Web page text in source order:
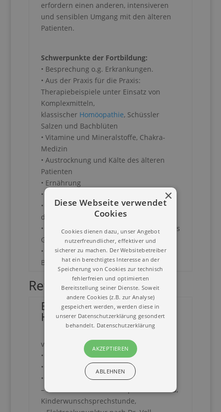
erfordern einen anderen, intensiveren
und sensiblen Umgang mit den älteren
Patienten.
Schwerpunkte der Fortbildung:
• Besprechung o.g. Erkrankungen.
• Aus der Praxis für die Praxis:
Therapiebeispiele unter Einsatz von
Komplexmitteln,
klassischer Homöopathie, Schüssler
Salzen und Bachblüten
• Vitamine und Mineralstoffe, Chakra-
Medizin
• Austrocknung und Kälte des älteren
Patienten
• Ernährung
• Auch Hormone werden alt!
• Diagnose Demenz und die Folgen für
die Angehörigen
• Bewegung mal anders (u.a. Fitness für´s
Gehirn)
• „Best Ager“ – Fit ins Alter starten!
Bewährte Konzepte für die Praxis!
Referent
Beatrice Fink,
Heilpraktikerin
verheiratet, 2 Söhne
• Diplom-Betriebswirtin
• In eigener Vollzeit-Praxis tätig
• Praxisschwerpunkte:
– Natürliche Hormontherapie Mann/Frau,
Kinderwunschsprechstunde,
Diese Webseite verwendet
Cookies
Cookies dienen dazu, unser Angebot
nutzerfreundlicher, effektiver und
sicherer zu machen. Der Websitebetreiber
hat ein berechtigtes Interesse an der
Speicherung von Cookies zur technisch
fehlerfreien und optimierten
Bereitstellung seiner Dienste. Soweit
andere Cookies (z.B. zur Analyse)
gespeichert werden, werden diese in
unserer Datenschutzerklärung gesondert
behandelt. Datenschutzerklärung
AKZEPTIEREN
ABLEHNEN
×